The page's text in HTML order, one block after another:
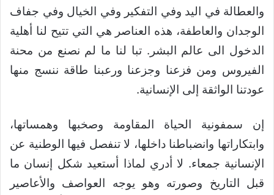
والعطالة في اليد وفي التفكير وفي الخيال وفي جفاف
الوجدان والعاطفة، هذه العناصر هي التي تتيح لنا أهلية
الدخول الى عالم البشر. تبا لنا ما لم نصنع من محنة
الفيروس ومن فزعنا وجزعنا ورعبنا طاقة ننسج منها
عودتنا الواثقة إلى الإنسانية.
إن سمفونية الحياة المقاومة وصخبها وهمساتها،
وابتكاراتها وانضباطنا داخلها، لا تنفصل فيها الوطنية عن
الإنسانية جمعاء. لا أدري لماذا أستعيد شكل إنسان ما
قبل التاريخ وصورته وهو يوجه العواصف والأعاصير